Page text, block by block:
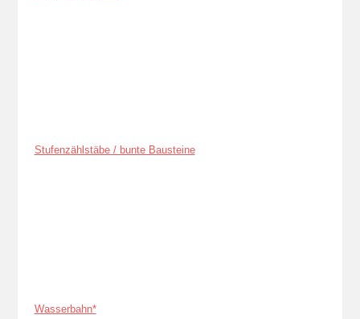
Stufenzählstäbe / bunte Bausteine
Wasserbahn*